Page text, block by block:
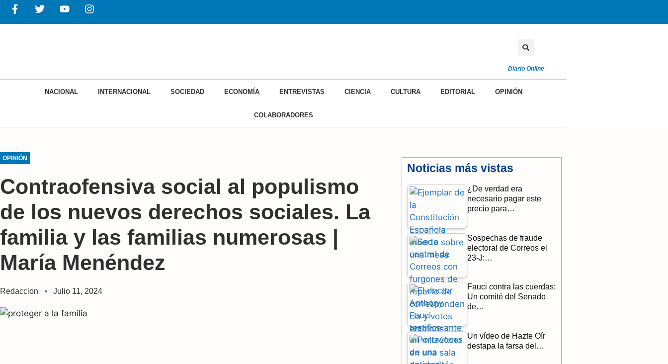
Diario Online
NACIONAL INTERNACIONAL SOCIEDAD ECONOMÍA ENTREVISTAS CIENCIA CULTURA EDITORIAL OPINIÓN
COLABORADORES
OPINIÓN
Contraofensiva social al populismo
de los nuevos derechos sociales. La
familia y las familias numerosas |
María Menéndez
Redaccion Julio 11, 2024
Noticias más vistas
¿De verdad era
necesario pagar este
precio para…
Sospechas de fraude
electoral de Correos el
23-J:…
Fauci contra las cuerdas:
Un comité del Senado
de…
Un vídeo de Hazte Oír
destapa la farsa del…